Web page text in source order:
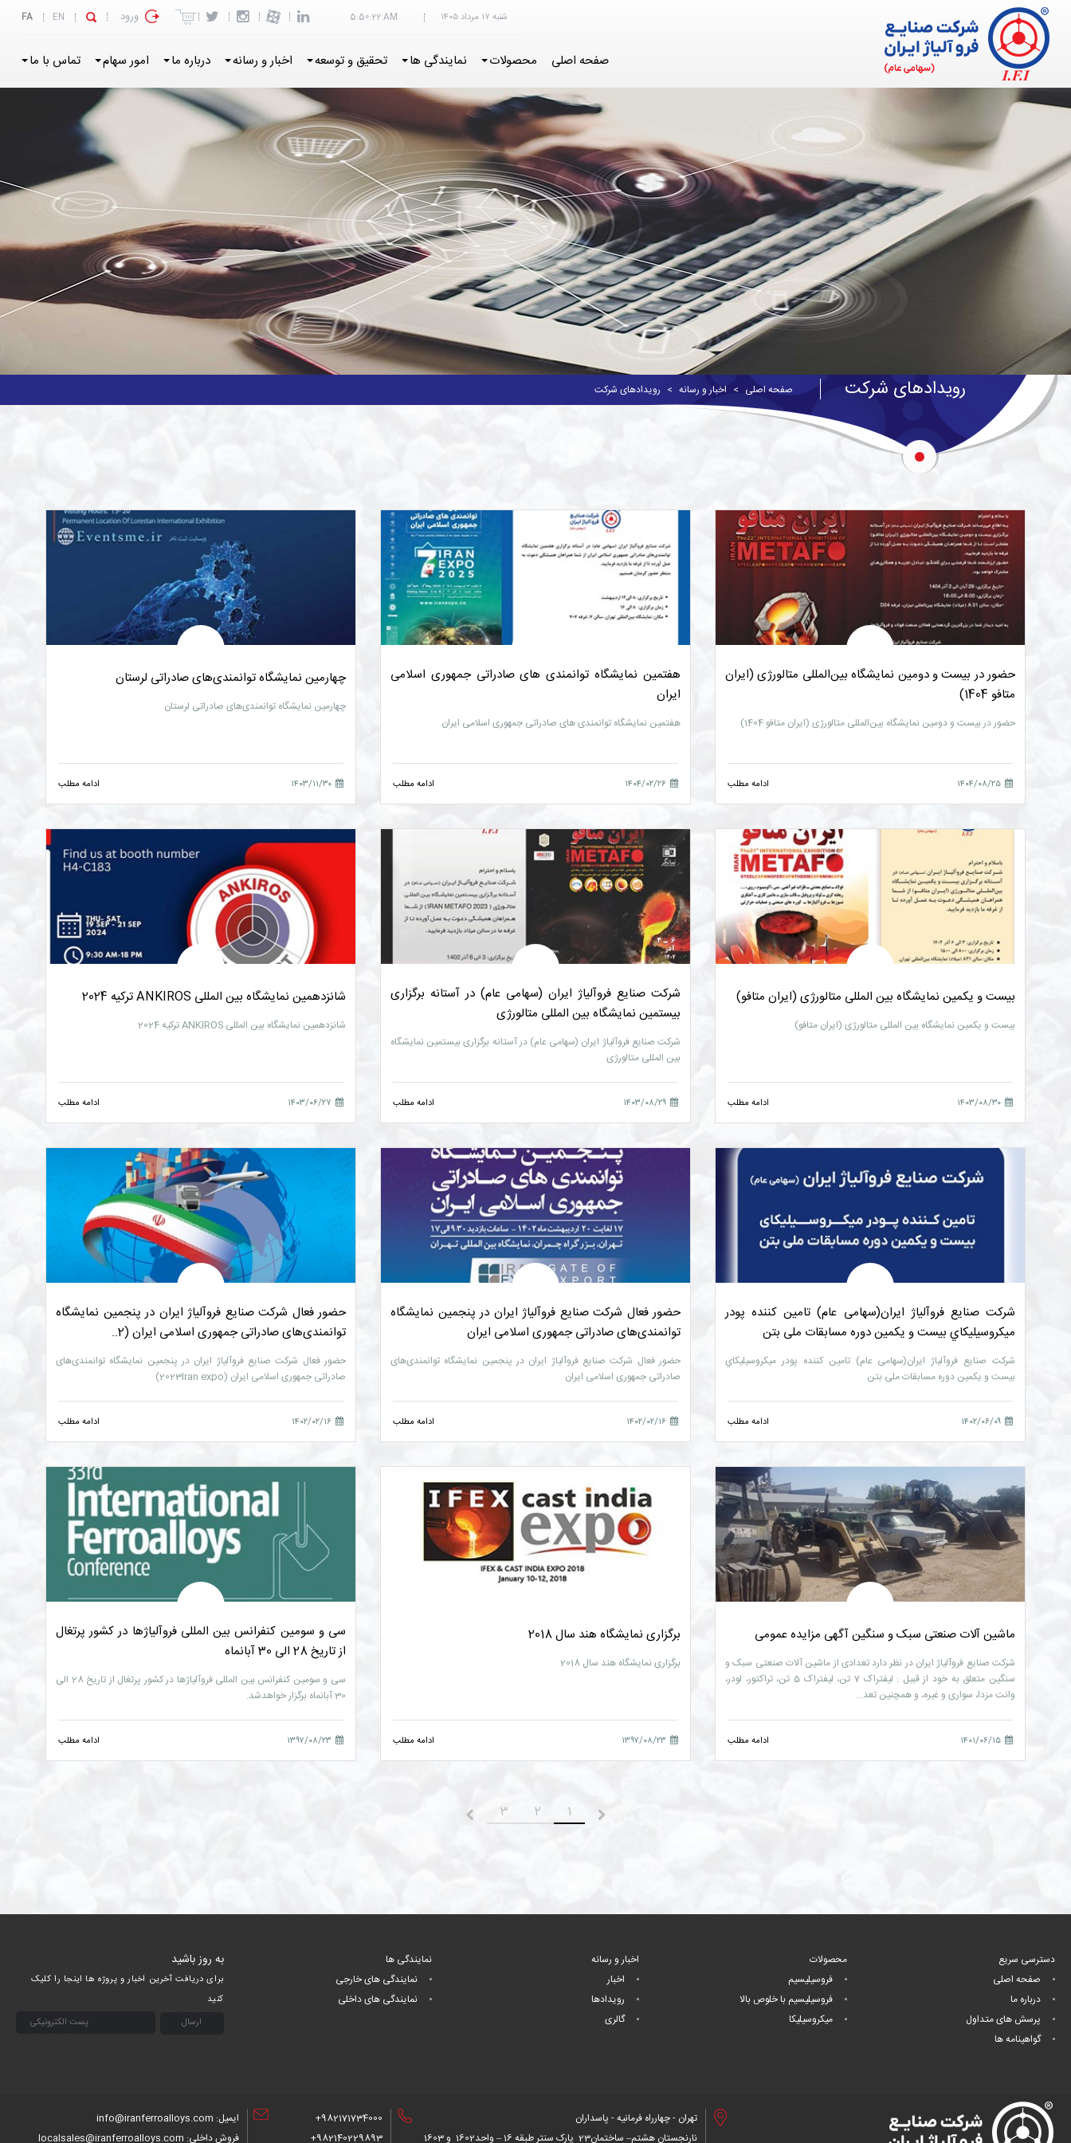
شنبه ۱۷ مرداد ۱۴۰۵ 5:50:23 AM ورود EN
FA
صفحه اصلی محصولات نمایندگی ها تحقیق و توسعه اخبار و رسانه درباره ما امور سهام تماس با ما
رویدادهای شرکت صفحه اصلی اخبار و رسانه رویدادهای شرکت
حضور در بیست و دومین نمایشگاه بین‌المللی متالورژی (ایران
متافو 1404)
حضور در بیست و دومین نمایشگاه بین‌المللی متالورژی (ایران متافو 1404)
۱۴۰۴/۰۸/۲۵ ادامه مطلب
هفتمین نمایشگاه توانمندی های صادراتی جمهوری اسلامی
ایران
هفتمین نمایشگاه توانمندی های صادراتی جمهوری اسلامی ایران
۱۴۰۴/۰۲/۲۶ ادامه مطلب
چهارمین نمایشگاه توانمندی‌های صادراتی لرستان
چهارمین نمایشگاه توانمندی‌های صادراتی لرستان
۱۴۰۳/۱۱/۳۰ ادامه مطلب
بیست و یکمین نمایشگاه بین المللی متالورژی (ایران متافو)
بیست و یکمین نمایشگاه بین المللی متالورژی (ایران متافو)
۱۴۰۳/۰۸/۳۰ ادامه مطلب
شرکت صنایع فروآلیاژ ایران (سهامی عام) در آستانه برگزاری
بیستمین نمایشگاه بین المللی متالورژی
شرکت صنایع فروآلیاژ ایران (سهامی عام) در آستانه برگزاری بیستمین نمایشگاه
بین المللی متالورژی
۱۴۰۳/۰۸/۲۹ ادامه مطلب
شانزدهمین نمایشگاه بین المللی ANKIROS ترکیه 2024
شانزدهمین نمایشگاه بین المللی ANKIROS ترکیه 2024
۱۴۰۳/۰۶/۲۷ ادامه مطلب
شرکت صنایع فروآلیاژ ایران(سهامی عام) تامین کننده پودر
میکروسیلیکاي بیست و یکمین دوره مسابقات ملی بتن
شرکت صنایع فروآلیاژ ایران(سهامی عام) تامین کننده پودر میکروسیلیکاي
بیست و یکمین دوره مسابقات ملی بتن
۱۴۰۲/۰۶/۰۹ ادامه مطلب
حضور فعال شرکت صنایع فروآلیاژ ایران در پنجمین نمایشگاه
توانمندی‌های صادراتی جمهوری اسلامی ایران
حضور فعال شرکت صنایع فروآلیاژ ایران در پنجمین نمایشگاه توانمندی‌های
صادراتی جمهوری اسلامی ایران
۱۴۰۲/۰۲/۱۶ ادامه مطلب
حضور فعال شرکت صنایع فروآلیاژ ایران در پنجمین نمایشگاه
توانمندی‌های صادراتی جمهوری اسلامی ایران (2..
حضور فعال شرکت صنایع فروآلیاژ ایران در پنجمین نمایشگاه توانمندی‌های
صادراتی جمهوری اسلامی ایران (2023Iran expo)
۱۴۰۲/۰۲/۱۶ ادامه مطلب
ماشین آلات صنعتی سبک و سنگین آگهی مزایده عمومی
شرکت صنایع فروآلیاژ ایران در نظر دارد تعدادی از ماشین آلات صنعتی سبک و
سنگین متعلق به خود از قبیل : لیفتراک 7 تن، لیفتراک 5 تن، تراکتور، لودر،
وانت مزدا، سواری و غیره، و همچنین تعد...
۱۴۰۱/۰۶/۱۵ ادامه مطلب
برگزاری نمایشگاه هند سال 2018
برگزاری نمایشگاه هند سال 2018
۱۳۹۷/۰۸/۲۳ ادامه مطلب
سی و سومین کنفرانس بین المللی فروآلیاژها در کشور پرتغال
از تاریخ 28 الی 30 آبانماه
سی و سومین کنفرانس بین المللی فروآلیاژها در کشور پرتغال از تاریخ 28 الی
30 آبانماه برگزار خواهدشد.
۱۳۹۷/۰۸/۲۳ ادامه مطلب
1
2
3
دسترسی سریع
صفحه اصلی
درباره ما
پرسش های متداول
گواهینامه ها
محصولات
فروسیلیسیم
فروسیلیسیم با خلوص بالا
میکروسیلیکا
اخبار و رسانه
اخبار
رویدادها
گالری
نمایندگی ها
نمایندگی های خارجی
نمایندگی های داخلی
به روز باشید
برای دریافت آخرین اخبار و پروژه ها اینجا را کلیک
کنید
تهران - چهارراه فرمانیه - پاسداران
نارنجستان هشتم– ساختمان23 پارک سنتر طبقه 16 – واحد1602 و 1603
982171734000+
982140229893+
ایمیل: info@iranferroalloys.com
فروش داخلی: localsales@iranferroalloys.com